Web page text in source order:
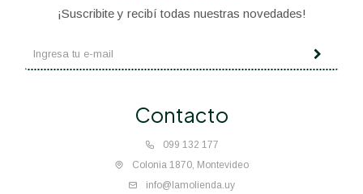
Contacto
099 132 177
Colonia 1870, Montevideo
info@lamolienda.uy
¡Suscribite y recibí todas nuestras novedades!